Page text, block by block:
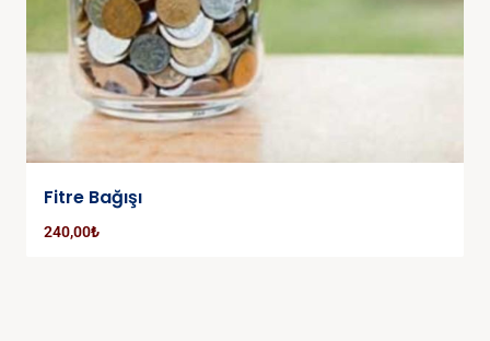
Fitre Bağışı
240,00₺